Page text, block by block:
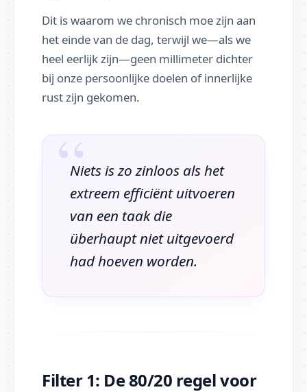
Dit is waarom we chronisch moe zijn aan
het einde van de dag, terwijl we—als we
heel eerlijk zijn—geen millimeter dichter
bij onze persoonlijke doelen of innerlijke
rust zijn gekomen.
Niets is zo zinloos als het
extreem efficiënt uitvoeren
van een taak die
überhaupt niet uitgevoerd
had hoeven worden.
Filter 1: De 80/20 regel voor